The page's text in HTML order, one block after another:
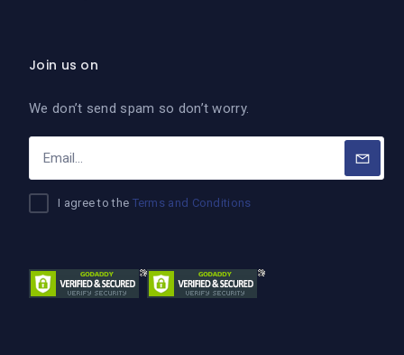
Join us on
We don’t send spam so don’t worry.
I agree to the Terms and Conditions